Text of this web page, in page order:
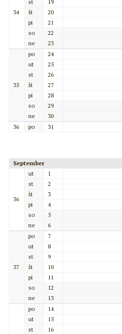
34
st
19
št
20
pi
21
so
22
ne
23
35
po
24
ut
25
st
26
št
27
pi
28
so
29
ne
30
36
po 31
September
36
ut
1
st
2
št
3
pi
4
so
5
ne
6
37
po
7
ut
8
st
9
št
10
pi
11
so
12
ne
13
po
14
ut
15
st
16